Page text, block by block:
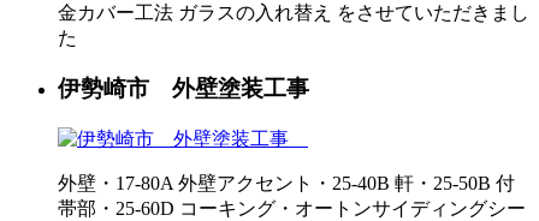
金カバー工法 ガラスの入れ替え をさせていただきまし
た
伊勢崎市 外壁塗装工事
外壁・17-80A 外壁アクセント・25-40B 軒・25-50B 付
帯部・25-60D コーキング・オートンサイディングシー